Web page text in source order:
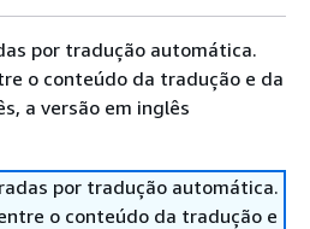
por tradução automática.
o conteúdo da tradução e da
a versão em inglês
por tradução automática.
o conteúdo da tradução e